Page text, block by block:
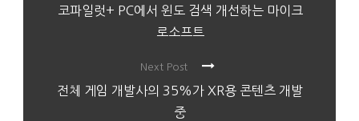
코파일럿+ PC에서 윈도 검색 개선하는 마이크
로소프트
Next Post
전체 게임 개발사의 35%가 XR용 콘텐츠 개발
중